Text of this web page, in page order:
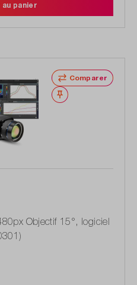
panier
Comparer
Noter
Objectif 15°, logiciel